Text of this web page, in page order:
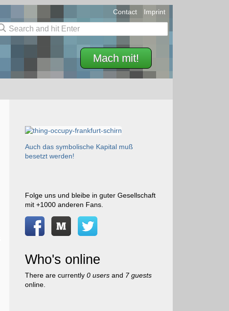
Mach mit!
Contact Imprint
Auch das symbolische Kapital muß
besetzt werden!
Folge uns und bleibe in guter Gesellschaft
mit +1000 anderen Fans.
Who's online
There are currently 0 usersand 7 guests
online.